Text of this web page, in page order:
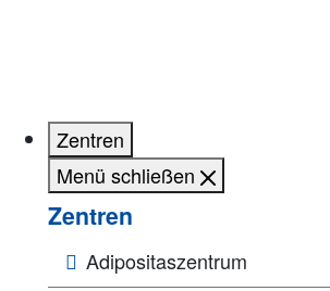
Zentren
Menü schließen
Zentren
Adipositaszentrum